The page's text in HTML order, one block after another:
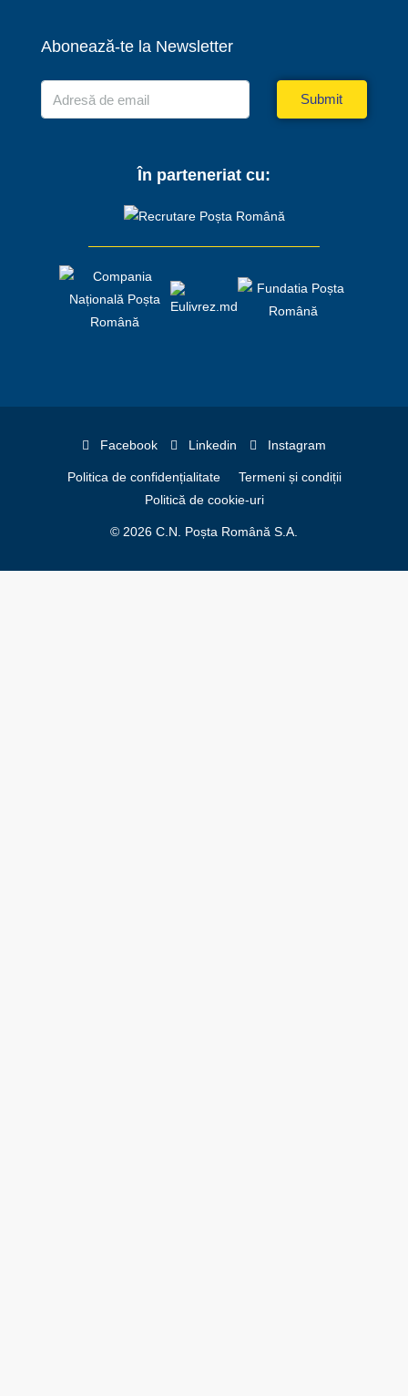
Abonează-te la Newsletter
Submit
În parteneriat cu:
Facebook Linkedin Instagram
Politica de confidențialitate
Termeni și condiții
Politică de cookie-uri
© 2026 C.N. Poșta Română S.A.